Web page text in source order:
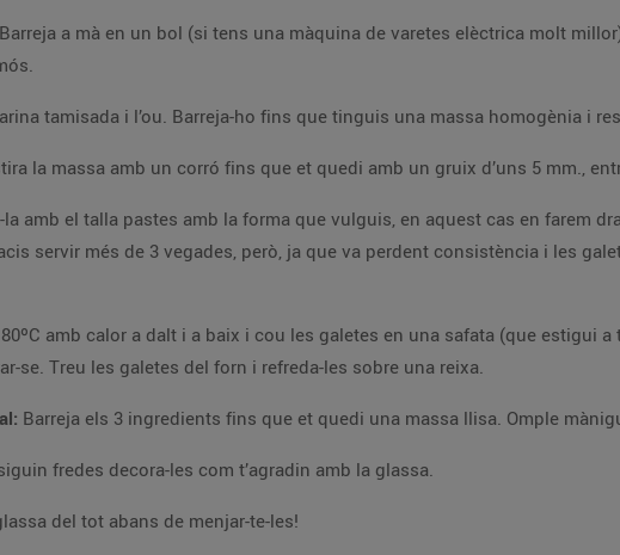
Barreja a mà en un bol (si tens una màquina de varetes elèctrica molt millor) la mantega (en textura pomada, mai desfeta) i el sucre fins
en aquest cas en farem dracs i roses. Retira la massa sobrant i reserva-la per tornar a fer
uns 30 minuts més
en una safata (que estigui a temperatura ambient, no dins del forn) uns 10-15 minuts, fins
que comencin a torrar-se. Treu les galetes del forn i refreda-les sobre una reixa.
Quan les galetes siguin fredes decora-les com t’agradin amb la glassa.
del tot abans de menjar-te-les!